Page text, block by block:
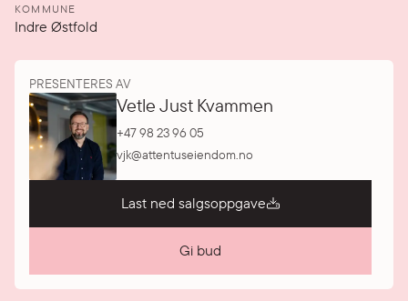
KOMMUNE
Indre Østfold
PRESENTERES AV
Vetle Just Kvammen
+47 98 23 96 05
vjk@attentuseiendom.no
Last ned salgsoppgave
Gi bud